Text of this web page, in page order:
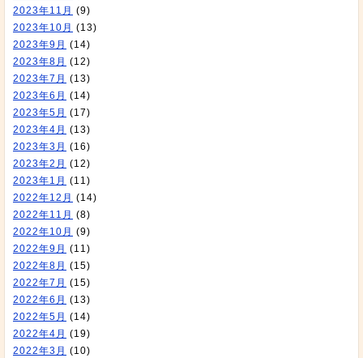
2023年11月 (9)
2023年10月 (13)
2023年9月 (14)
2023年8月 (12)
2023年7月 (13)
2023年6月 (14)
2023年5月 (17)
2023年4月 (13)
2023年3月 (16)
2023年2月 (12)
2023年1月 (11)
2022年12月 (14)
2022年11月 (8)
2022年10月 (9)
2022年9月 (11)
2022年8月 (15)
2022年7月 (15)
2022年6月 (13)
2022年5月 (14)
2022年4月 (19)
2022年3月 (10)